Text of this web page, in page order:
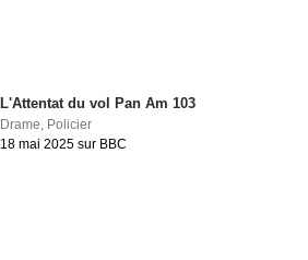
L'Attentat du vol Pan Am 103
Drame, Policier
18 mai 2025 sur BBC